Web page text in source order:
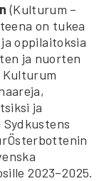
(Kulturum ­–
on tukea
oppilaitoksia
ja nuorten
ja
2023–2025.